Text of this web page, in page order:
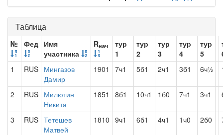
Таблица
№ Фед Имя
участника
Rнач
тур
1
тур
2
тур
3
тур
4
тур
5
1
RUS Мингазов
Дамир
1901 7ч1 5б1 2ч1 3б1 6ч½
2 RUS Милютин
Никита
1851 8б1 10ч1 1б0 7ч1 3ч1
3 RUS Тетешев
Матвей
1810 9ч1 6б1 4ч1 1ч0 2б0